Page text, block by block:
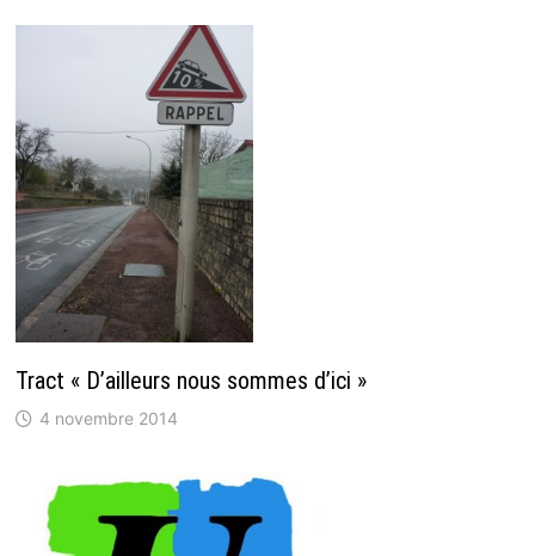
Tract « D’ailleurs nous sommes d’ici »
4 novembre 2014